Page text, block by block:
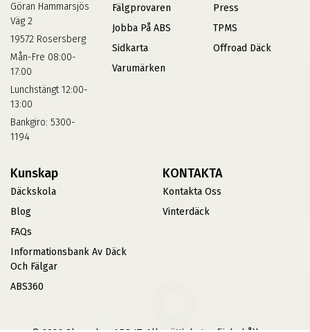
Göran Hammarsjös
Väg 2
19572 Rosersberg
Mån-Fre 08:00-
17:00
Lunchstängt 12:00-
13:00
Bankgiro: 5300-
1194
Fälgprovaren
Jobba På ABS
Sidkarta
Varumärken
Press
TPMS
Offroad Däck
Kunskap
Däckskola
Blog
FAQs
Informationsbank Av Däck
Och Fälgar
ABS360
KONTAKTA
Kontakta Oss
Vinterdäck